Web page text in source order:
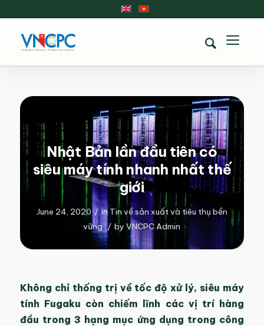
Nhật Bản lần đầu tiên có
siêu máy tính nhanh nhất thế
giới
June 24, 2020 / in Tin về sản xuất và tiêu thụ bền
vững / byVNCPC Admin
Không chỉ thống trị về tốc độ xử lý, siêu máy
tính Fugaku còn chiếm lĩnh các vị trí hàng
đầu trong 3 hạng mục ứng dụng trong công